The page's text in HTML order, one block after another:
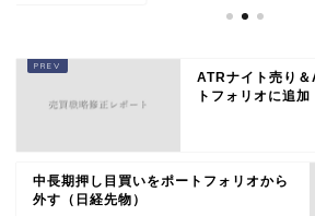
ATRナイト売り
トフォリオに追加
中長期押し目買いをポートフォリオから
外す（日経先物）